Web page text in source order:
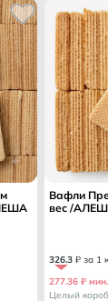
Вафли
вес /
326.3 ₽ за 1
277.36 ₽
Целый